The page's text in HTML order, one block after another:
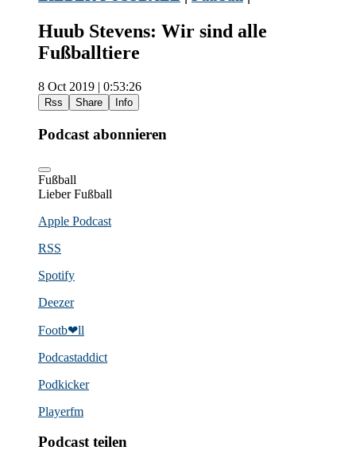
Huub Stevens: Wir sind alle
Fußballtiere
8 Oct 2019 | 0:53:26
Rss Share Info
Podcast abonnieren
Fußball
Lieber Fußball
Apple Podcast
RSS
Spotify
Deezer
Footb❤ll
Podcast­addict
Podkicker
Playerfm
Podcast teilen